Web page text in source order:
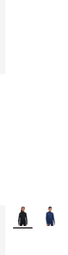
Plus de couleurs